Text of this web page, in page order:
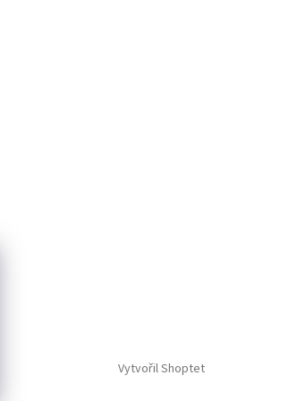
Vytvořil Shoptet